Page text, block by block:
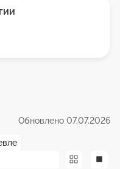
Обновлено 07.07.2026